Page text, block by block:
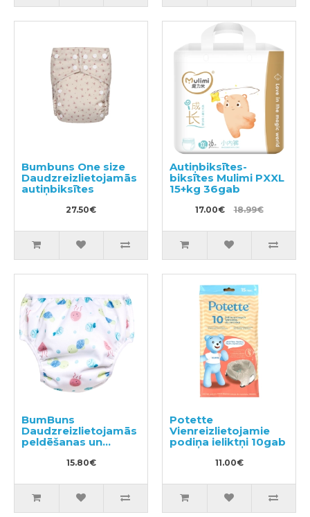
Bumbuns One size
Daudzreizlietojamās
autiņbiksītes
27.50€
Autiņbiksītes-
biksītes Mulimi PXXL
15+kg 36gab
17.00€ 18.99€
BumBuns
Daudzreizlietojamās
peldēšanas un
podiņmācību
autiņbiksīte S 8–11kg
15.80€
Potette
Vienreizlietojamie
podiņa ieliktņi 10gab
11.00€